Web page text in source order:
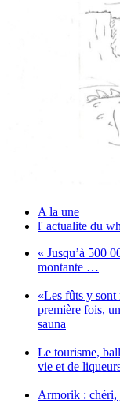
A la une
l' actualite du
« Jusqu’à 500
montante …
«Les fûts y sont
première fois,
sauna
Le tourisme,
vie et de
Armorik : chéri,